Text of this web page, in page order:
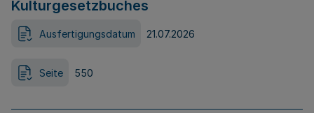
Kulturgesetzbuches
Ausfertigungsdatum 21.07.2026
Seite 550